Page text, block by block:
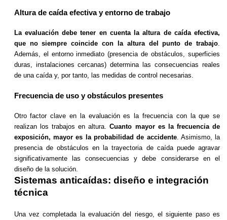
Altura de caída efectiva y entorno de trabajo
La evaluación debe tener en cuenta la altura de caída efectiva,
que no siempre coincide con la altura del punto de trabajo
Además, el entorno inmediato (presencia de obstáculos, superficies
duras, instalaciones cercanas) determina las consecuencias reales
de una caída y, por tanto, las medidas de control necesarias.
Frecuencia de uso y obstáculos presentes
Otro factor clave en la evaluación es la frecuencia con la que se
realizan los trabajos en altura.Cuanto mayor es la frecuencia de
exposición, mayor es la probabilidad de accidente. Asimismo, la
presencia de obstáculos en la trayectoria de caída puede agravar
significativamente las consecuencias y debe considerarse en el
diseño de la solución.
Sistemas anticaídas: diseño e integración
técnica
Una vez completada la evaluación del riesgo, el siguiente paso es